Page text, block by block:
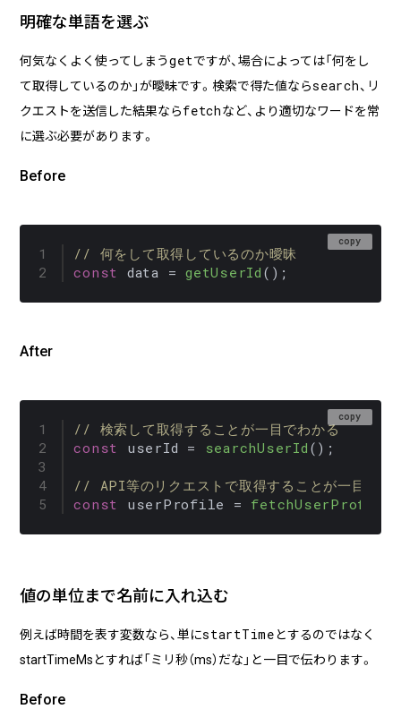
企業様に合わせたCMS Platformを提供することでビジネスを加
速させます。
BLOG
2026/07/29 技術ブログ
Movable Type と WordPress の DB 接続
情報を AWS Secrets Manager で管理す
2026/07/01 技術ブログ
2026/06/30
AWS Certified Solutions Architect –
Associate（SAA-C03）合格体験記
明確な単語を選ぶ
何気なくよく使ってしまうgetですが、場合によっては「何をし
て取得しているのか」が曖昧です。検索で得た値ならsearch、リ
クエストを送信した結果ならfetchなど、より適切なワードを常
に選ぶ必要があります。
Before
copy
// 何をして取得しているのか曖昧
const data = getUserId ();
After
copy
// 検索して取得することが一目でわかる
const
userId = searchUserId ();
// API等のリクエストで取得することが一目でわ
const
userProfile = fetchUserProfile
値の単位まで名前に入れ込む
例えば時間を表す変数なら、単にstartTimeとするのではなく
startTimeMsとすれば「ミリ秒（ms）だな」と一目で伝わります。
Before